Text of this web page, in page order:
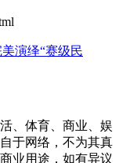
演绎“赛级民
、体育、商业、娱
于网络，不为其真
业用途，如有异议